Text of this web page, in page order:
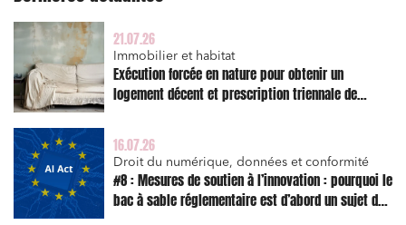
21.07.26
Immobilier et habitat
Exécution forcée en nature pour obtenir un
logement décent et prescription triennale de
16.07.26
Droit du numérique, données et conformité
#8 : Mesures de soutien à l’innovation : pourquoi le
bac à sable réglementaire est d’abord un sujet de
Droit du numérique, données et conformité
Relations sociales et droit du travail
Services publics et collectivités
Commande publique
Projets immobiliers
Environnement